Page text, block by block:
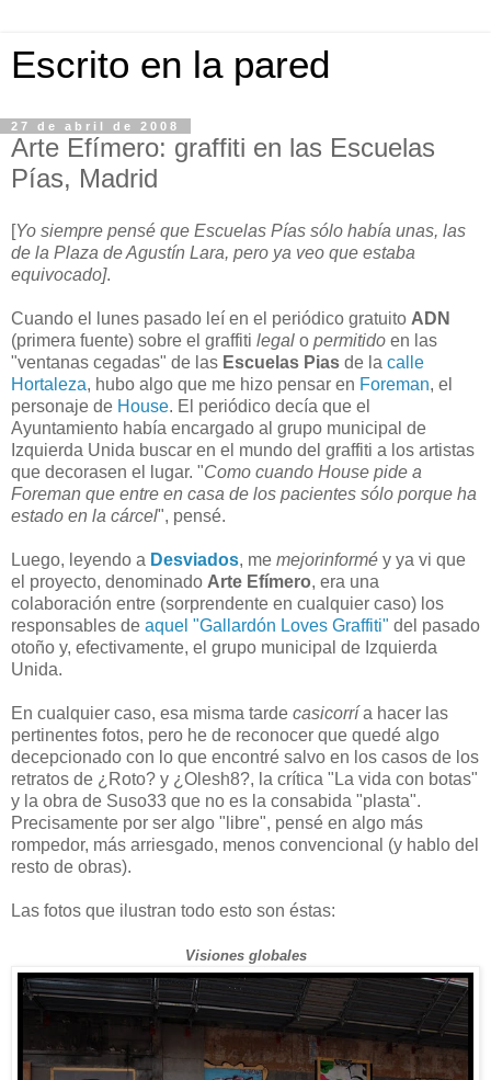
Escrito en la pared
27 de abril de 2008
Arte Efímero: graffiti en las Escuelas
Pías, Madrid
[Yo siempre pensé que Escuelas Pías sólo había unas, las
de la Plaza de Agustín Lara, pero ya veo que estaba
equivocado].
Cuando el lunes pasado leí en el periódico gratuito ADN
(primera fuente) sobre el graffiti legal o permitido en las
"ventanas cegadas" de las Escuelas Pias de la calle
Hortaleza, hubo algo que me hizo pensar en Foreman, el
personaje de House. El periódico decía que el
Ayuntamiento había encargado al grupo municipal de
Izquierda Unida buscar en el mundo del graffiti a los artistas
que decorasen el lugar. "Como cuando House pide a
Foreman que entre en casa de los pacientes sólo porque ha
estado en la cárcel", pensé.
Luego, leyendo a Desviados, me mejorinformé y ya vi que
el proyecto, denominado Arte Efímero, era una
colaboración entre (sorprendente en cualquier caso) los
responsables de aquel "Gallardón Loves Graffiti" del pasado
otoño y, efectivamente, el grupo municipal de Izquierda
Unida.
En cualquier caso, esa misma tarde casicorría hacer las
pertinentes fotos, pero he de reconocer que quedé algo
decepcionado con lo que encontré salvo en los casos de los
retratos de ¿Roto? y ¿Olesh8?, la crítica "La vida con botas"
y la obra de Suso33 que no es la consabida "plasta".
Precisamente por ser algo "libre", pensé en algo más
rompedor, más arriesgado, menos convencional (y hablo del
resto de obras).
Las fotos que ilustran todo esto son éstas:
Visiones globales